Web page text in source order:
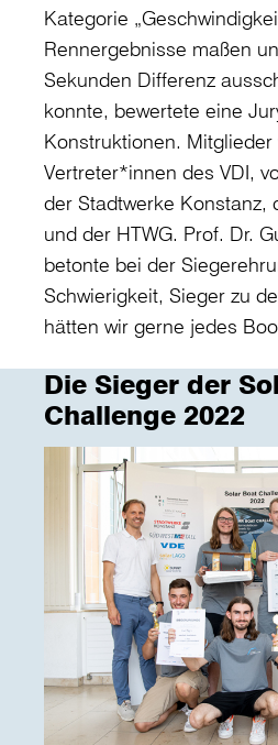
Kategorie
Rennergebnisse maßen
Sekunden Differenz
konnte, bewertete eine
Konstruktionen. Mitglieder
Vertreter*innen des VDI,
der Stadtwerke Konstanz,
und der HTWG. Prof. Dr.
betonte bei der
Schwierigkeit, Sieger zu
hätten wir gerne jedes
Die Sieger der
Challenge 2022